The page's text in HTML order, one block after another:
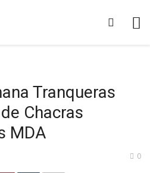
Tranqueras
Chacras
MDA
0